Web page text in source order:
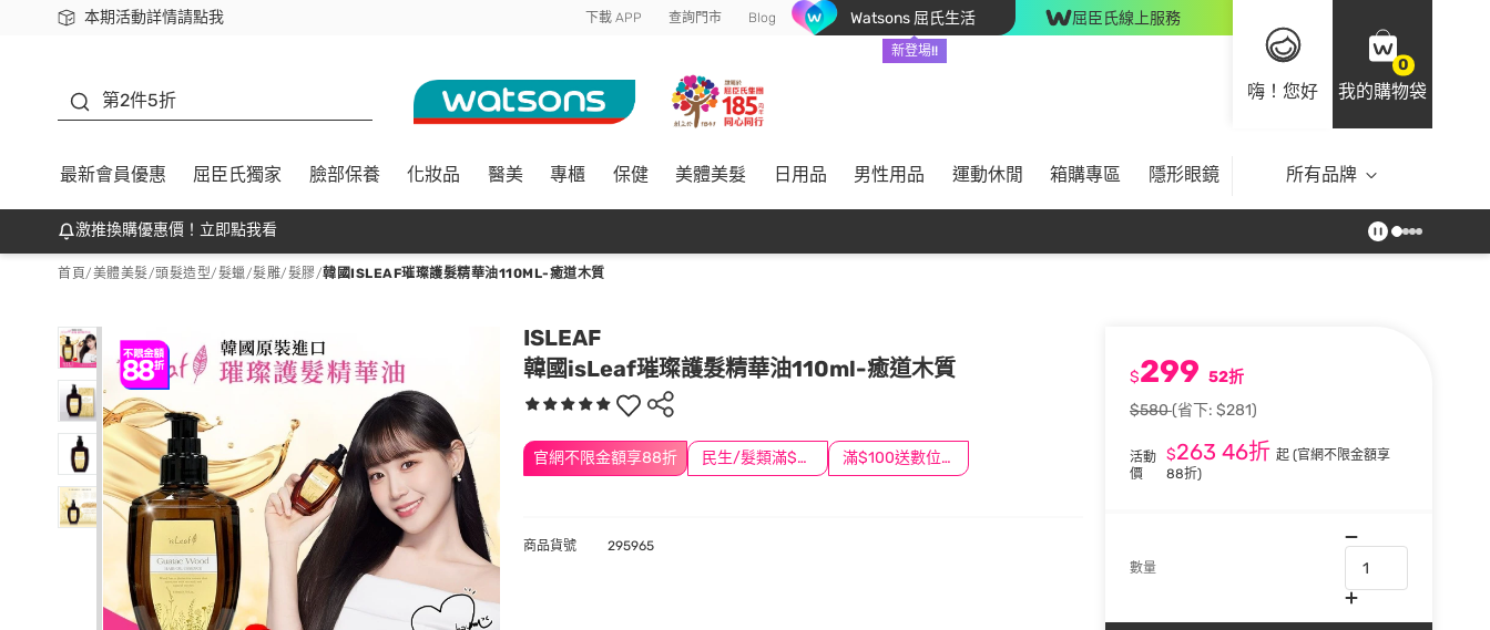
本期活動詳情請點我
下載app最高回饋$350 下載 APP 查詢門市 Blog Watsons 屈氏生活
新登場!!
屈臣氏線上服務
嗨！您好
0
我的購物袋
第2件5折
最新會員優惠 屈臣氏獨家 臉部保養 化妝品 醫美 專櫃 保健 美體美髮 日用品 男性用品 運動休閒 箱購專區 隱形眼鏡 所有品牌
激推換購優惠價！立即點我看
首頁/美體美髮/頭髮造型/髮蠟/髮雕/髮膠/韓國ISLEAF璀璨護髮精華油110ML-癒道木質
ISLEAF
韓國isLeaf璀璨護髮精華油110ml-癒道木質
官網不限金額享88折 民生/髮類滿$388送舒潔冰巾 滿$100送數位印花
$299 52折
$580(省下: $281)
活動
價
$263 46折起(官網不限金額享
88折)
數量
商品貨號 295965